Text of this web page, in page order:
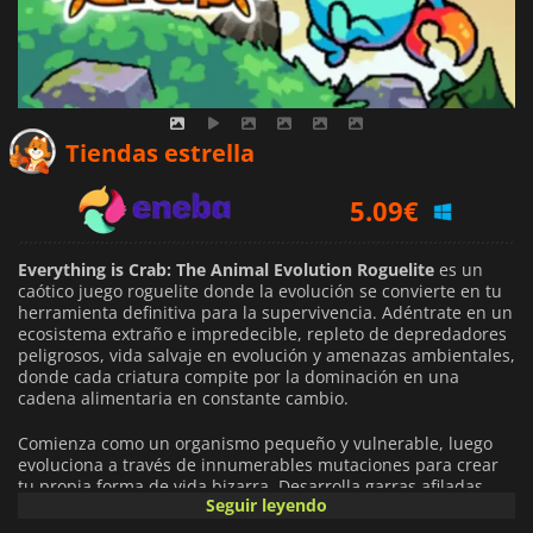
Tiendas estrella
5.09€
6.19€
Everything is Crab: The Animal Evolution Roguelite es un
caótico juego roguelite donde la evolución se convierte en tu
herramienta definitiva para la supervivencia. Adéntrate en un
ecosistema extraño e impredecible, repleto de depredadores
peligrosos, vida salvaje en evolución y amenazas ambientales,
donde cada criatura compite por la dominación en una
cadena alimentaria en constante cambio.
Comienza como un organismo pequeño y vulnerable, luego
evoluciona a través de innumerables mutaciones para crear
tu propia forma de vida bizarra. Desarrolla garras afiladas
como cuchillas, caparazones protectores, ataques venenosos,
Seguir leyendo